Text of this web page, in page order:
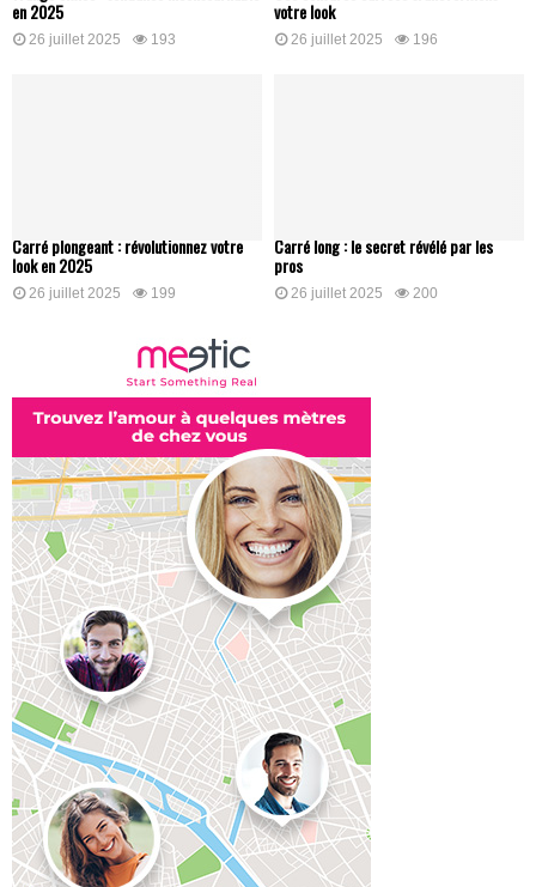
en 2025
26 juillet 2025 193
votre look
26 juillet 2025 196
Carré plongeant : révolutionnez votre
look en 2025
26 juillet 2025 199
Carré long : le secret révélé par les
pros
26 juillet 2025 200